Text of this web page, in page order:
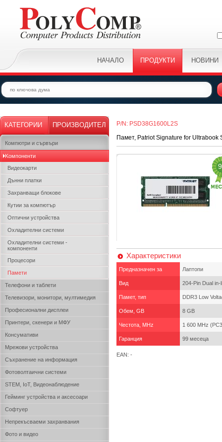
НАЧАЛО ПРОДУКТИ НОВИНИ
КАТЕГОРИИ ПРОИЗВОДИТЕЛ
Компютри и сървъри
Kомпоненти
Видеокарти
Дънни платки
Захранващи блокове
Кутии за компютър
Оптични устройства
Охладителни системи
Охладителни системи -
компоненти
Процесори
Памети
Телефони и таблети
Телевизори, монитори, мултимедия
Професионални дисплеи
Принтери, скенери и МФУ
Консумативи
Мрежови устройства
Съхранение на информация
Фотоволтаични системи
STEM, IoT, Видеонаблюдение
Гейминг устройства и аксесоари
Софтуер
Непрекъсваеми захранвания
Фото и видео
P/N: PSD38G1600L2S
Памет, Patriot Signature for Ultrabook
Характеристики
Предназначен за Лаптопи
Вид 204-Pin Dual
Памет, тип DDR3 Low
Обем, GB 8 GB
Честота, MHz 1 600 MHz
Гаранция 99 месеца
EAN: -